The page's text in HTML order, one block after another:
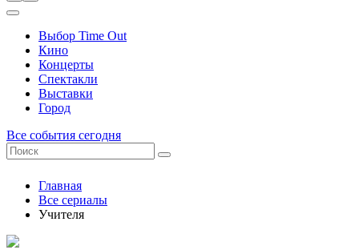
Выбор Time Out
Кино
Концерты
Спектакли
Выставки
Город
Все события сегодня
Главная
Все сериалы
Учителя